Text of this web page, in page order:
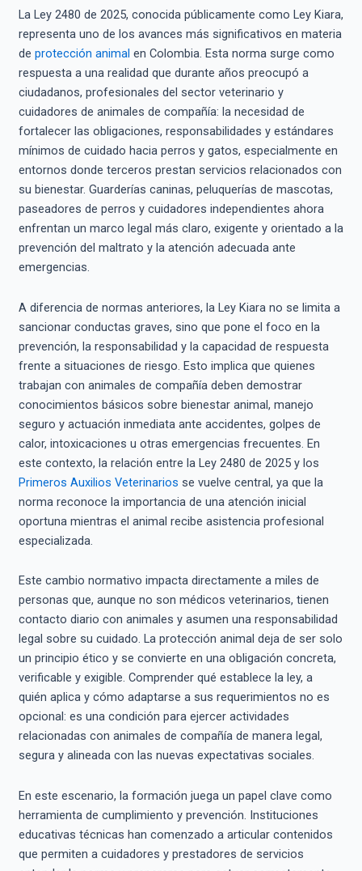
La Ley 2480 de 2025, conocida públicamente como Ley Kiara,
representa uno de los avances más significativos en materia
de protección animal en Colombia. Esta norma surge como
respuesta a una realidad que durante años preocupó a
ciudadanos, profesionales del sector veterinario y
cuidadores de animales de compañía: la necesidad de
fortalecer las obligaciones, responsabilidades y estándares
mínimos de cuidado hacia perros y gatos, especialmente en
entornos donde terceros prestan servicios relacionados con
su bienestar. Guarderías caninas, peluquerías de mascotas,
paseadores de perros y cuidadores independientes ahora
enfrentan un marco legal más claro, exigente y orientado a la
prevención del maltrato y la atención adecuada ante
emergencias.
A diferencia de normas anteriores, la Ley Kiara no se limita a
sancionar conductas graves, sino que pone el foco en la
prevención, la responsabilidad y la capacidad de respuesta
frente a situaciones de riesgo. Esto implica que quienes
trabajan con animales de compañía deben demostrar
conocimientos básicos sobre bienestar animal, manejo
seguro y actuación inmediata ante accidentes, golpes de
calor, intoxicaciones u otras emergencias frecuentes. En
este contexto, la relación entre la Ley 2480 de 2025 y los
Primeros Auxilios Veterinarios se vuelve central, ya que la
norma reconoce la importancia de una atención inicial
oportuna mientras el animal recibe asistencia profesional
especializada.
Este cambio normativo impacta directamente a miles de
personas que, aunque no son médicos veterinarios, tienen
contacto diario con animales y asumen una responsabilidad
legal sobre su cuidado. La protección animal deja de ser solo
un principio ético y se convierte en una obligación concreta,
verificable y exigible. Comprender qué establece la ley, a
quién aplica y cómo adaptarse a sus requerimientos no es
opcional: es una condición para ejercer actividades
relacionadas con animales de compañía de manera legal,
segura y alineada con las nuevas expectativas sociales.
En este escenario, la formación juega un papel clave como
herramienta de cumplimiento y prevención. Instituciones
educativas técnicas han comenzado a articular contenidos
que permiten a cuidadores y prestadores de servicios